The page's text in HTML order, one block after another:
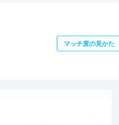
マッチ度の見かた